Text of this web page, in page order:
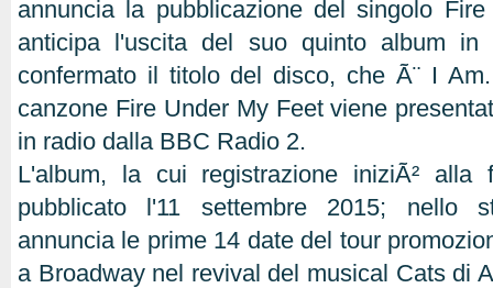
annuncia la pubblicazione del singolo
anticipa l'uscita del suo quinto album in
confermato il titolo del disco, che Ã¨ I
canzone Fire Under My Feet viene
in radio dalla BBC Radio 2.
L'album, la cui registrazione iniziÃ² alla
pubblicato l'11 settembre 2015; nello
annuncia le prime 14 date del tour
a Broadway nel revival del musical Cats di